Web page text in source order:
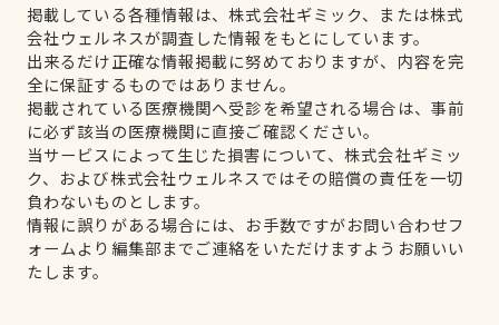
掲載している各種情報は、株式会社ギミック、または株式
会社ウェルネスが調査した情報をもとにしています。
出来るだけ正確な情報掲載に努めておりますが、内容を完
全に保証するものではありません。
掲載されている医療機関へ受診を希望される場合は、事前
に必ず該当の医療機関に直接ご確認ください。
当サービスによって生じた損害について、株式会社ギミッ
ク、および株式会社ウェルネスではその賠償の責任を一切
負わないものとします。
情報に誤りがある場合には、お手数ですがお問い合わせフ
ォームより編集部までご連絡をいただけますようお願いい
たします。